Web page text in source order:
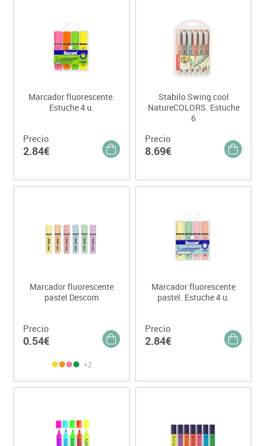
Marcador fluorescente.
Estuche 4 u.
Precio
2.84€
Stabilo Swing cool
NatureCOLORS. Estuche
6
Precio
8.69€
Marcador fluorescente
pastel Descom
Precio
0.54€
+2
Marcador fluorescente
pastel. Estuche 4 u.
Precio
2.84€